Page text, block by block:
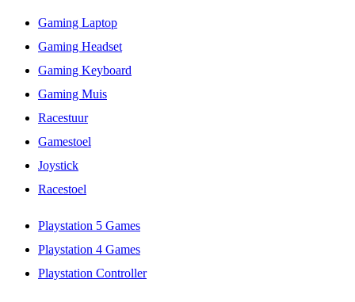
Gaming Laptop
Gaming Headset
Gaming Keyboard
Gaming Muis
Racestuur
Gamestoel
Joystick
Racestoel
Playstation 5 Games
Playstation 4 Games
Playstation Controller